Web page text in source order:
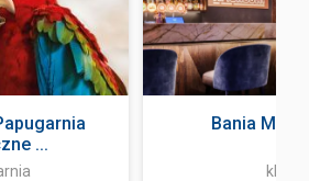
...
Bania
klub